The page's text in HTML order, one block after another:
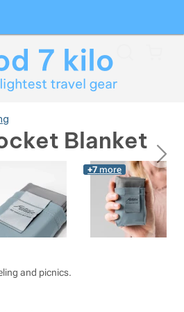
Blanket
next
+7 more
and picnics.